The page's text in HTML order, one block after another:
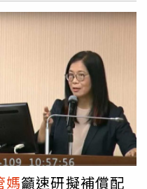
以免所得稅，也可以免於
增9-1條主要是在行政院
規定免所得稅之外，再加
表示，相同的條文在《勞
》等退休撫卹法令；《莫
助以及災害防救等法令，
人民處於急難時，政府不
制執行等受追討的手段。
的肯定，也對全球伸出了
們要對全國人民說，政府
媽籲速研擬補償配